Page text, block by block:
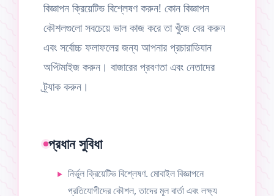
বিজ্ঞাপন ক্রিয়েটিভ বিশ্লেষণ করুন! কোন বিজ্ঞাপন
কৌশলগুলো সবচেয়ে ভাল কাজ করে তা খুঁজে বের করুন
এবং সর্বোচ্চ ফলাফলের জন্য আপনার প্রচারাভিযান
অপ্টিমাইজ করুন। বাজারের প্রবণতা এবং নেতাদের
ট্র্যাক করুন।
প্রধান সুবিধা
নির্ভুল ক্রিয়েটিভ বিশ্লেষণ. মোবাইল বিজ্ঞাপনে
প্রতিযোগীদের কৌশল, তাদের মূল বার্তা এবং লক্ষ্য